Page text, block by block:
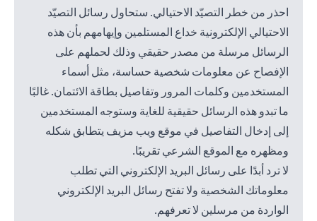
احذر من خطر التصيّد الاحتيالي. ستحاول رسائل التصيّد
الاحتيالي الإلكترونية خداع المستلمين وإيهامهم بأن هذه
الرسائل مرسلة من مصدر حقيقي وذلك لحملهم على
الإفصاح عن معلومات شخصية حساسة، مثل أسماء
المستخدمين وكلمات المرور وتفاصيل بطاقة الائتمان. غالبًا
ما تبدو هذه الرسائل حقيقية للغاية وستوجه المستخدمين
إلى إدخال التفاصيل في موقع ويب مزيف يتطابق شكله
ومظهره مع الموقع الشرعي تقريبًا.
لا ترد أبدًا على رسائل البريد الإلكتروني التي تطلب
معلوماتك الشخصية ولا تفتح رسائل البريد الإلكتروني
الواردة من مرسلين لا تعرفهم.